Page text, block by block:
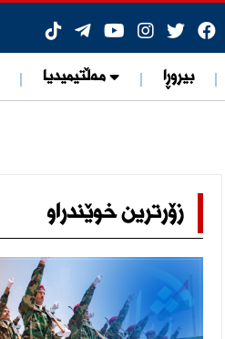
هۆشبەرەوە
بیروڕا مەڵتیمیدیا
زۆرترین خوێندراو